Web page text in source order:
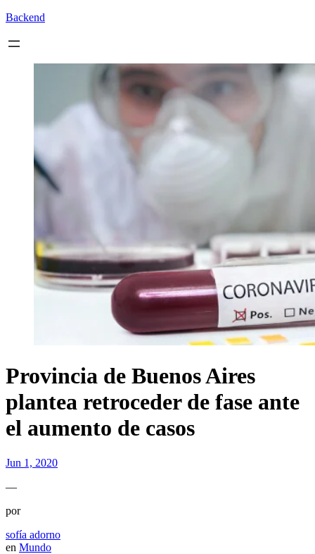
Backend
Provincia de Buenos Aires
plantea retroceder de fase ante
el aumento de casos
Jun 1, 2020
—
por
sofía adorno
en Mundo